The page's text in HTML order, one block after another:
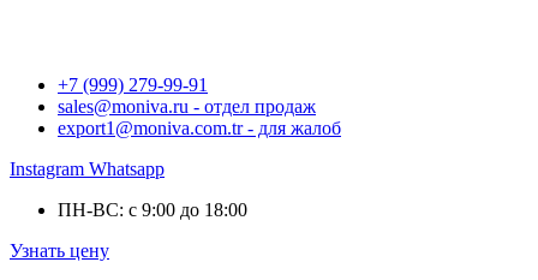
+7 (999) 279-99-91
sales@moniva.ru - отдел продаж
export1@moniva.com.tr - для жалоб
Instagram Whatsapp
ПН-ВС: с 9:00 до 18:00
Узнать цену